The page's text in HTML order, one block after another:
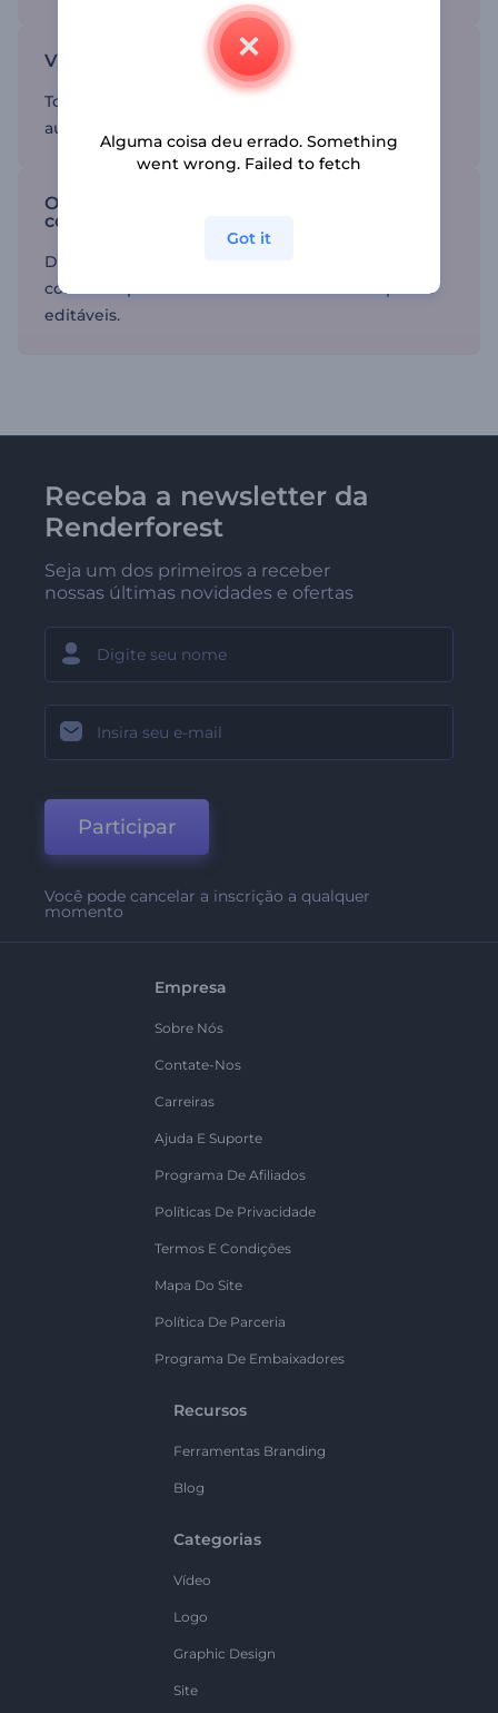
Vídeos de aparência profissional
Torne seu conteúdo em vídeo mais envolvente,
aumentando o reconhecimento da sua marca.
O amigo preferido de qualquer criador de
conteúdo
Diga adeus a softwares complicado e crie
conteúdo para o YouTube com nossos templates
editáveis.
Receba a newsletter da
Renderforest
Seja um dos primeiros a receber
nossas últimas novidades e ofertas
Participar
Você pode cancelar a inscrição a qualquer
momento
Empresa
Sobre Nós
Contate-Nos
Carreiras
Ajuda E Suporte
Programa De Afiliados
Políticas De Privacidade
Termos E Condições
Mapa Do Site
Política De Parceria
Programa De Embaixadores
Recursos
Ferramentas Branding
Blog
Categorias
Vídeo
Logo
Graphic Design
Site
Alguma coisa deu errado. Something
went wrong. Failed to fetch
Got it